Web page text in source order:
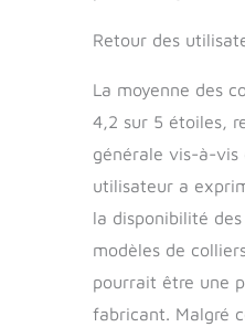
Retour des
La moyenne des
4,2 sur 5 étoiles,
générale vis-à-vis
utilisateur a
la disponibilité
modèles de
pourrait être une
fabricant. Malgré